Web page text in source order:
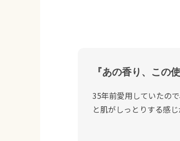
『あの香り、この
35年前愛用していたの
と肌がしっとりする感